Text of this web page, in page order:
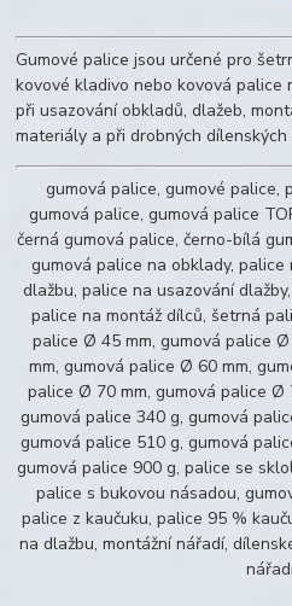
Gumové palice jsou určené pro
kovové kladivo nebo kovová palice
při usazování obkladů, dlažeb,
materiály a při drobných
gumová palice, gumové palice,
gumová palice, gumová palice
černá gumová palice, černo-bílá
gumová palice na obklady,
dlažbu, palice na usazování
palice na montáž dílců, šetrná
palice Ø 45 mm, gumová palice
mm, gumová palice Ø 60 mm,
palice Ø 70 mm, gumová palice Ø
gumová palice 340 g, gumová
gumová palice 510 g, gumová
gumová palice 900 g, palice se
palice s bukovou násadou,
palice z kaučuku, palice 95 %
na dlažbu, montážní nářadí,